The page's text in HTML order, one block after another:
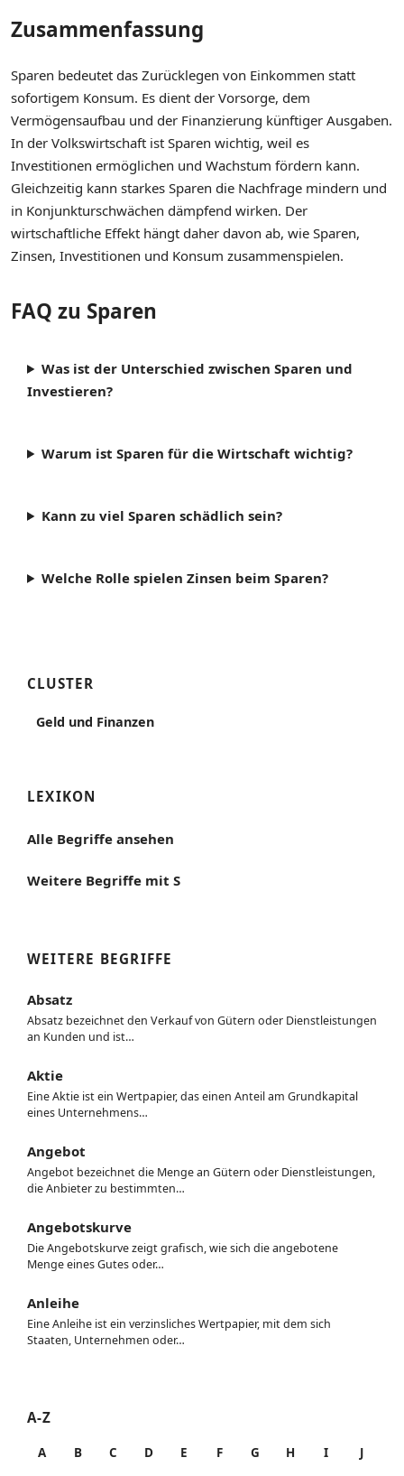
Zusammenfassung
Sparen bedeutet das Zurücklegen von Einkommen statt
sofortigem Konsum. Es dient der Vorsorge, dem
Vermögensaufbau und der Finanzierung künftiger Ausgaben.
In der Volkswirtschaft ist Sparen wichtig, weil es
Investitionen ermöglichen und Wachstum fördern kann.
Gleichzeitig kann starkes Sparen die Nachfrage mindern und
in Konjunkturschwächen dämpfend wirken. Der
wirtschaftliche Effekt hängt daher davon ab, wie Sparen,
Zinsen, Investitionen und Konsum zusammenspielen.
FAQ zu Sparen
Was ist der Unterschied zwischen Sparen und
Investieren?
Warum ist Sparen für die Wirtschaft wichtig?
Kann zu viel Sparen schädlich sein?
Welche Rolle spielen Zinsen beim Sparen?
CLUSTER
Geld und Finanzen
LEXIKON
Alle Begriffe ansehen
Weitere Begriffe mit S
WEITERE BEGRIFFE
Absatz
Absatz bezeichnet den Verkauf von Gütern oder Dienstleistungen
an Kunden und ist…
Aktie
Eine Aktie ist ein Wertpapier, das einen Anteil am Grundkapital
eines Unternehmens…
Angebot
Angebot bezeichnet die Menge an Gütern oder Dienstleistungen,
die Anbieter zu bestimmten…
Angebotskurve
Die Angebotskurve zeigt grafisch, wie sich die angebotene
Menge eines Gutes oder…
Anleihe
Eine Anleihe ist ein verzinsliches Wertpapier, mit dem sich
Staaten, Unternehmen oder…
A-Z
A B C D E F G H I J